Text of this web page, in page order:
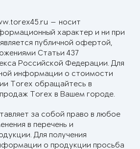
— носит
характер и ни при
публичной офертой,
Статьи 437
Российской Федерации. Для
информации о стоимости
Torex обращайтесь в
Torex в Вашем городе.
за собой право в любое
в перечень и
Для получения
о продукции просьба